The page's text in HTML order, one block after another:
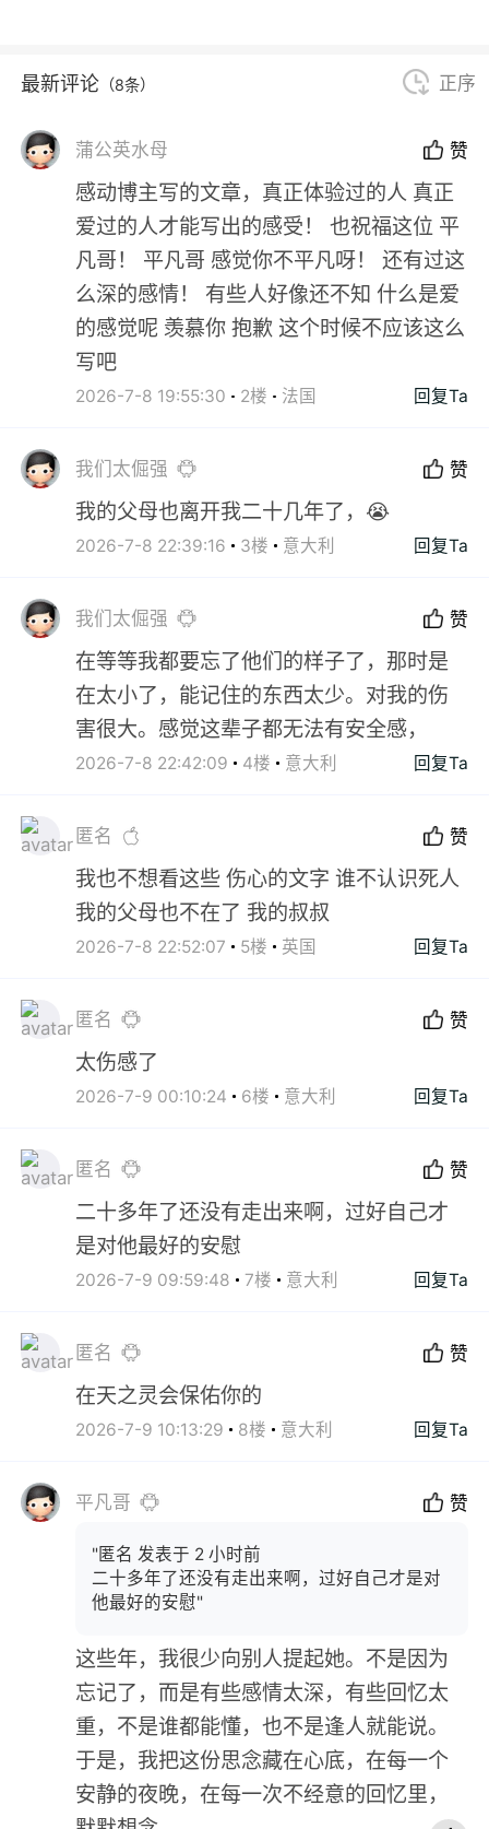
最新评论 （8条） 正序
蒲公英水母 赞
感动博主写的文章，真正体验过的人 真正
爱过的人才能写出的感受！ 也祝福这位 平
凡哥！ 平凡哥 感觉你不平凡呀！ 还有过这
么深的感情！ 有些人好像还不知 什么是爱
的感觉呢 羡慕你 抱歉 这个时候不应该这么
写吧
2026-7-8 19:55:30 2楼 法国 回复Ta
我们太倔强 赞
我的父母也离开我二十几年了，😭
2026-7-8 22:39:16 3楼 意大利 回复Ta
我们太倔强 赞
在等等我都要忘了他们的样子了，那时是
在太小了，能记住的东西太少。对我的伤
害很大。感觉这辈子都无法有安全感，
2026-7-8 22:42:09 4楼 意大利 回复Ta
匿名 赞
我也不想看这些 伤心的文字 谁不认识死人
我的父母也不在了 我的叔叔
2026-7-8 22:52:07 5楼 英国 回复Ta
匿名 赞
太伤感了
2026-7-9 00:10:24 6楼 意大利 回复Ta
匿名 赞
二十多年了还没有走出来啊，过好自己才
是对他最好的安慰
2026-7-9 09:59:48 7楼 意大利 回复Ta
匿名 赞
在天之灵会保佑你的
2026-7-9 10:13:29 8楼 意大利 回复Ta
平凡哥 赞
"匿名 发表于 2 小时前
二十多年了还没有走出来啊，过好自己才是对
他最好的安慰"
这些年，我很少向别人提起她。不是因为
忘记了，而是有些感情太深，有些回忆太
重，不是谁都能懂，也不是逢人就能说。
于是，我把这份思念藏在心底，在每一个
安静的夜晚，在每一次不经意的回忆里，